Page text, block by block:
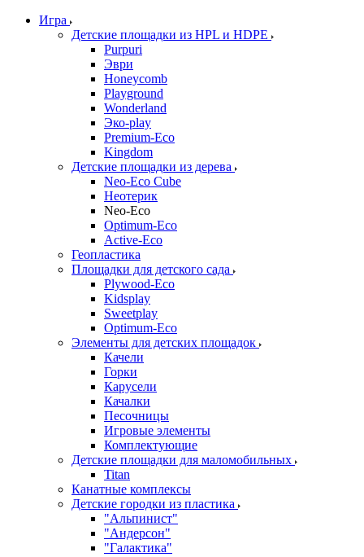
Игра
Детские площадки из HPL и HDPE
Purpuri
Эври
Honeycomb
Playground
Wonderland
Эко-play
Premium-Eco
Kingdom
Детские площадки из дерева
Neo-Eco Cube
Неотерик
Neo-Eco
Оptimum-Еco
Active-Eco
Геопластика
Площадки для детского сада
Plywood-Eco
Kidsplay
Sweetplay
Оptimum-Еco
Элементы для детских площадок
Качели
Горки
Карусели
Качалки
Песочницы
Игровые элементы
Комплектующие
Детские площадки для маломобильных
Titan
Канатные комплексы
Детские городки из пластика
"Альпинист"
"Андерсон"
"Галактика"